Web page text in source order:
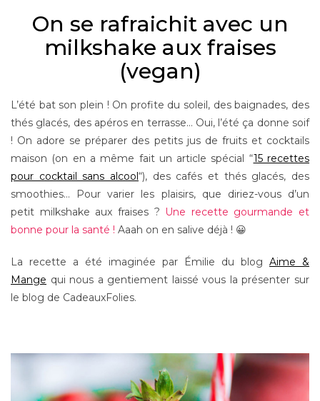
On se rafraichit avec un
milkshake aux fraises
(vegan)
L’été bat son plein ! On profite du soleil, des baignades, des
thés glacés, des apéros en terrasse… Oui, l’été ça donne soif
! On adore se préparer des petits jus de fruits et cocktails
maison (on en a même fait un article spécial “15 recettes
pour cocktail sans alcool“), des cafés et thés glacés, des
smoothies… Pour varier les plaisirs, que diriez-vous d’un
petit milkshake aux fraises ? Une recette gourmande et
bonne pour la santé ! Aaah on en salive déjà ! 😀
La recette a été imaginée par Émilie du blog Aime &
Mange qui nous a gentiement laissé vous la présenter sur
le blog de CadeauxFolies.